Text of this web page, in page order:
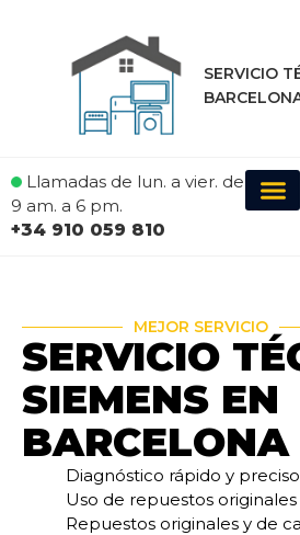
SERVICIO
Llamadas de lun. a vier. de
9 am. a 6 pm.
+34 910 059 810
MEJOR SERVICIO
SERVICIO
SIEMENS EN
BARCELONA
Diagnóstico rápido y preciso
Uso de repuestos
Repuestos originales y de